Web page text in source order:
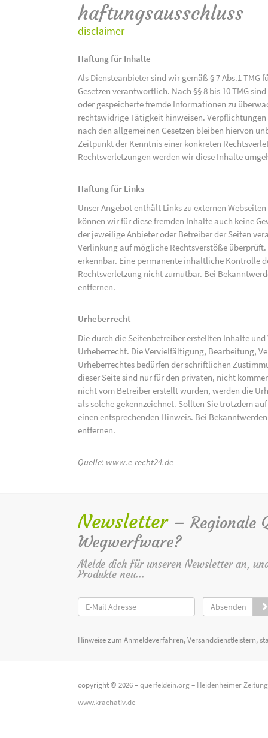
haftungsausschluss
disclaimer
Haftung für Inhalte
Als Diensteanbieter sind wir gemäß § 7 Abs.1
Gesetzen verantwortlich. Nach §§ 8 bis 10 TMG
oder gespeicherte fremde Informationen zu
rechtswidrige Tätigkeit hinweisen.
nach den allgemeinen Gesetzen bleiben hiervon
Zeitpunkt der Kenntnis einer konkreten
Rechtsverletzungen werden wir diese Inhalte
Haftung für Links
Unser Angebot enthält Links zu externen
können wir für diese fremden Inhalte auch keine
der jeweilige Anbieter oder Betreiber der Seiten
Verlinkung auf mögliche Rechtsverstöße
erkennbar. Eine permanente inhaltliche Kontrolle
Rechtsverletzung nicht zumutbar. Bei
entfernen.
Urheberrecht
Die durch die Seitenbetreiber erstellten Inhalte
Urheberrecht. Die Vervielfältigung, Bearbeitung,
Urheberrechtes bedürfen der schriftlichen
dieser Seite sind nur für den privaten, nicht
nicht vom Betreiber erstellt wurden, werden die
als solche gekennzeichnet. Sollten Sie trotzdem
einen entsprechenden Hinweis. Bei
entfernen.
Quelle: www.e-recht24.de
Newsletter – Regionale
Wegwerfware?
Melde dich für unseren Newsletter an,
Produkte neu...
Absenden
Hinweise zum Anmeldeverfahren, Versanddienstleistern,
copyright © 2026 –querfeldein.org– Heidenheimer
www.kraehativ.de